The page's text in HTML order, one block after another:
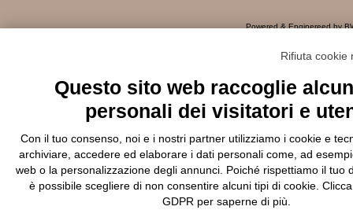
Powered & Enginereed by
Rifiuta
Questo sito web raccoglie
personali dei visitatori e
Con il tuo consenso, noi e i nostri partner utilizziamo i cookie e
archiviare, accedere ed elaborare i dati personali come, ad
web o la personalizzazione degli annunci. Poiché rispettiamo il tuo
è possibile scegliere di non consentire alcuni tipi di cookie.
GDPR per saperne di più.